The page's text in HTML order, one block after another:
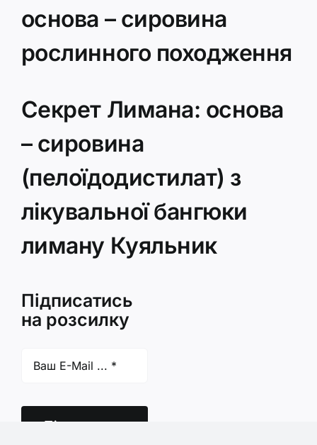
основа – сировина
рослинного походження
Секрет Лимана: основа
– сировина
(пелоїдодистилат) з
лікувальної бангюки
лиману Куяльник
Підписатись
на розсилку
Підписатись